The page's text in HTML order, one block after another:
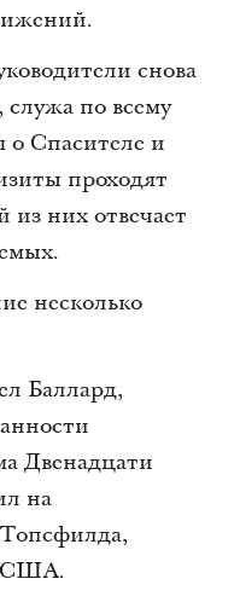
снова
служа по всему
о Спасителе и
проходят
из них отвечает
несколько
Баллард,
Двенадцати
на
США.